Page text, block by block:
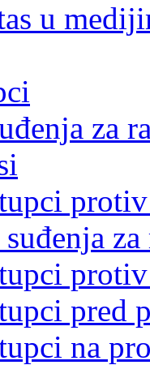
u
za
suđenja
pred
na